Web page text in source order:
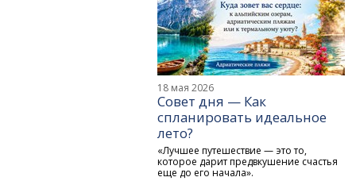
18 мая 2026
Совет дня — Как
спланировать идеальное
лето?
«Лучшее путешествие — это то,
которое дарит предвкушение счастья
еще до его начала».